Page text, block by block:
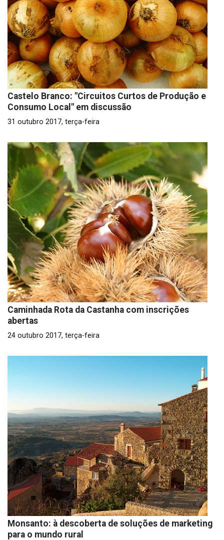
Castelo Branco: "Circuitos Curtos de Produção e
Consumo Local" em discussão
31 outubro 2017, terça-feira
Caminhada Rota da Castanha com inscrições
abertas
24 outubro 2017, terça-feira
Monsanto: à descoberta de soluções de marketing
para o mundo rural